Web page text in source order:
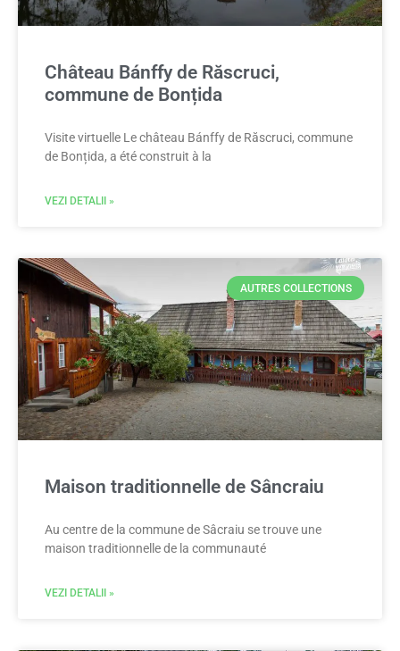
Château Bánffy de Răscruci,
commune de Bonțida
Visite virtuelle Le château Bánffy de Răscruci, commune
de Bonțida, a été construit à la
VEZI DETALII »
AUTRES COLLECTIONS
Maison traditionnelle de Sâncraiu
Au centre de la commune de Sâcraiu se trouve une
maison traditionnelle de la communauté
VEZI DETALII »